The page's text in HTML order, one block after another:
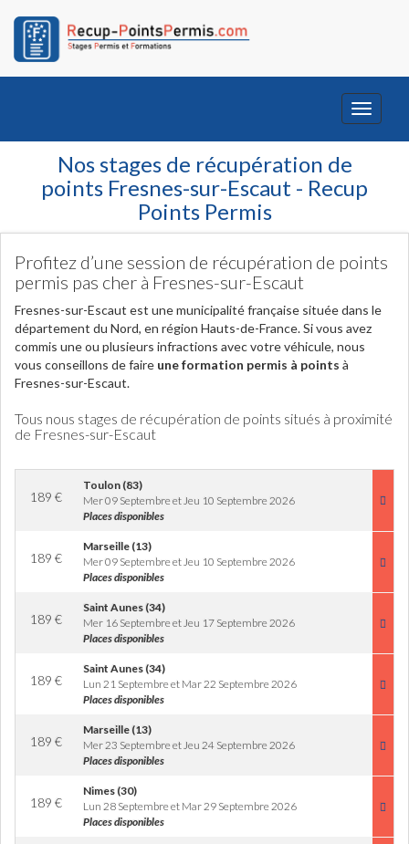
Toggle
Nos stages de récupération de
points Fresnes-sur-Escaut - Recup
Points Permis
Profitez d’une session de récupération de points
permis pas cher à Fresnes-sur-Escaut
Fresnes-sur-Escaut est une municipalité française située dans le
département du Nord, en région Hauts-de-France. Si vous avez
commis une ou plusieurs infractions avec votre véhicule, nous
vous conseillons de faire une formation permis à points à
Fresnes-sur-Escaut.
Tous nous stages de récupération de points situés à proximité
de Fresnes-sur-Escaut
189 €
Toulon (83)
Mer 09 Septembre et Jeu 10 Septembre 2026
Places disponibles
189 €
Marseille (13)
Mer 09 Septembre et Jeu 10 Septembre 2026
Places disponibles
189 €
Saint Aunes (34)
Mer 16 Septembre et Jeu 17 Septembre 2026
Places disponibles
189 €
Saint Aunes (34)
Lun 21 Septembre et Mar 22 Septembre 2026
Places disponibles
189 €
Marseille (13)
Mer 23 Septembre et Jeu 24 Septembre 2026
Places disponibles
189 €
Nimes (30)
Lun 28 Septembre et Mar 29 Septembre 2026
Places disponibles